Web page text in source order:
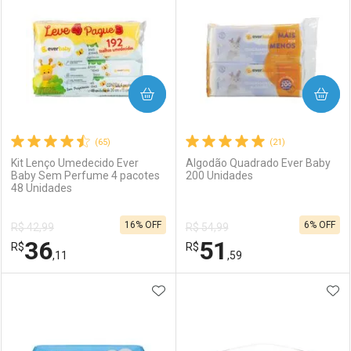
(65)
Kit Lenço Umedecido Ever
Baby Sem Perfume 4 pacotes
48 Unidades
R$ 42,99
R$36,11
16% OFF
COMPRAR
(21)
Algodão Quadrado Ever Baby
200 Unidades
R$ 54,99
R$51 ,59
6% OFF
COMPRAR
ADICIONAR AOS FAVORITOS